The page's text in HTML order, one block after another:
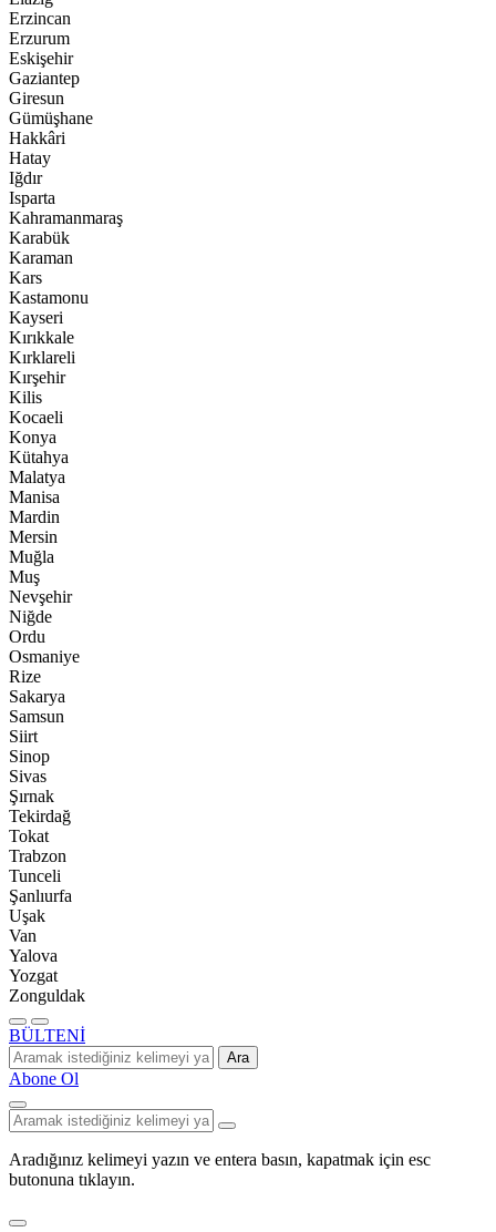
Erzincan
Erzurum
Eskişehir
Gaziantep
Giresun
Gümüşhane
Hakkâri
Hatay
Iğdır
Isparta
Kahramanmaraş
Karabük
Karaman
Kars
Kastamonu
Kayseri
Kırıkkale
Kırklareli
Kırşehir
Kilis
Kocaeli
Konya
Kütahya
Malatya
Manisa
Mardin
Mersin
Muğla
Muş
Nevşehir
Niğde
Ordu
Osmaniye
Rize
Sakarya
Samsun
Siirt
Sinop
Sivas
Şırnak
Tekirdağ
Tokat
Trabzon
Tunceli
Şanlıurfa
Uşak
Van
Yalova
Yozgat
Zonguldak
BÜLTENİ
Ara
Abone Ol
Aradığınız kelimeyi yazın ve entera basın, kapatmak için esc
butonuna tıklayın.